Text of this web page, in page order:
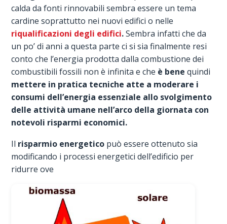
calda da fonti rinnovabili sembra essere un tema
cardine soprattutto nei nuovi edifici o nelle
riqualificazioni degli edifici.Sembra infatti che da
un po’ di anni a questa parte ci si sia finalmente resi
conto che l’energia prodotta dalla combustione dei
combustibili fossili non è infinita e che è bene quindi
mettere in pratica tecniche atte a moderare i
consumi dell’energia essenziale allo svolgimento
delle attività umane nell’arco della giornata con
notevoli risparmi economici.
Il risparmio energetico può essere ottenuto sia
modificando i processi energetici dell’edificio per
ridurre ove